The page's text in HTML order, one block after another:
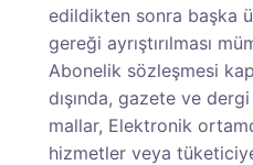
edildikten sonra başka
gereği ayrıştırılması
Abonelik sözleşmesi
dışında, gazete ve
mallar, Elektronik
hizmetler veya